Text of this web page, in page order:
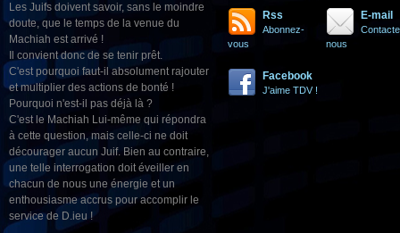
Les Juifs doivent savoir, sans le moindre
doute, que le temps de la venue du
Machiah est arrivé !
Il convient donc de se tenir prêt.
C'est pourquoi faut-il absolument rajouter
et multiplier des actions de bonté !
Pourquoi n'est-il pas déjà là ?
C'est le Machiah Lui-même qui répondra
à cette question, mais celle-ci ne doit
décourager aucun Juif. Bien au contraire,
une telle interrogation doit éveiller en
chacun de nous une énergie et un
enthousiasme accrus pour accomplir le
service de D.ieu !
Rss
Abonnez-
vous
E-mail
nous
Facebook
J'aime TDV !